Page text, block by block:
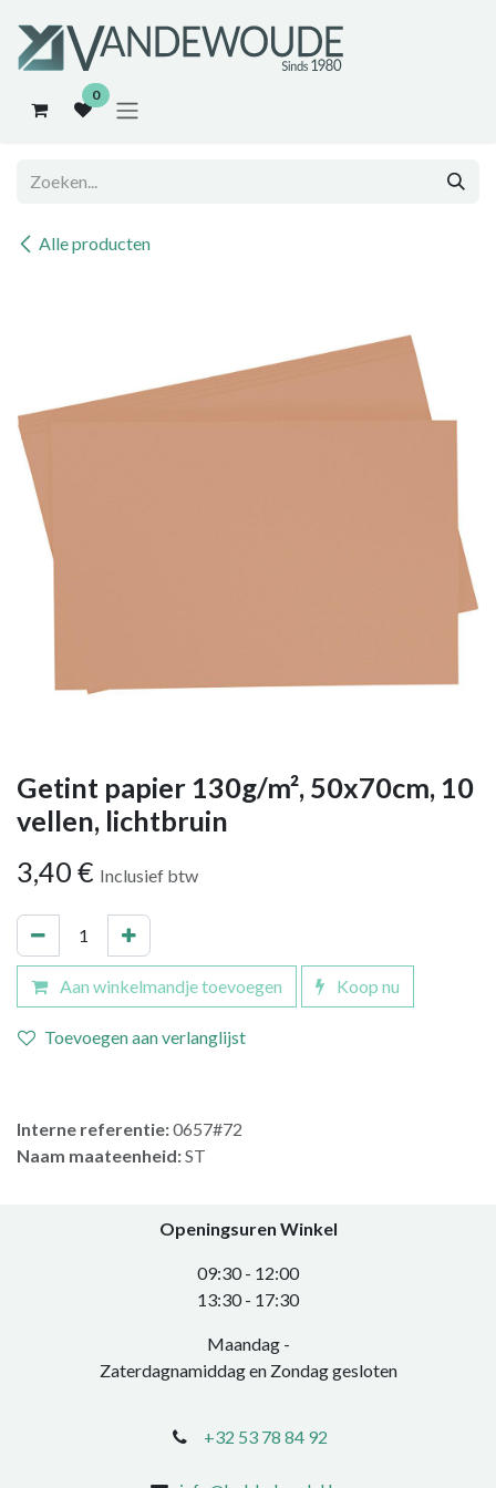
0
Alle producten
Getint papier 130g/m², 50x70cm, 10
vellen, lichtbruin
3,40 € Inclusief btw
Aan winkelmandje toevoegen Koop nu
Toevoegen aan verlanglijst
Interne referentie:0657#72
Naam maateenheid:ST
Openingsuren Winkel
0​9:30 - 12:00
​13:30 - 17:30​
Maandag -
Zaterdagnamiddag en Zondag gesloten
+32 53 78 84 92